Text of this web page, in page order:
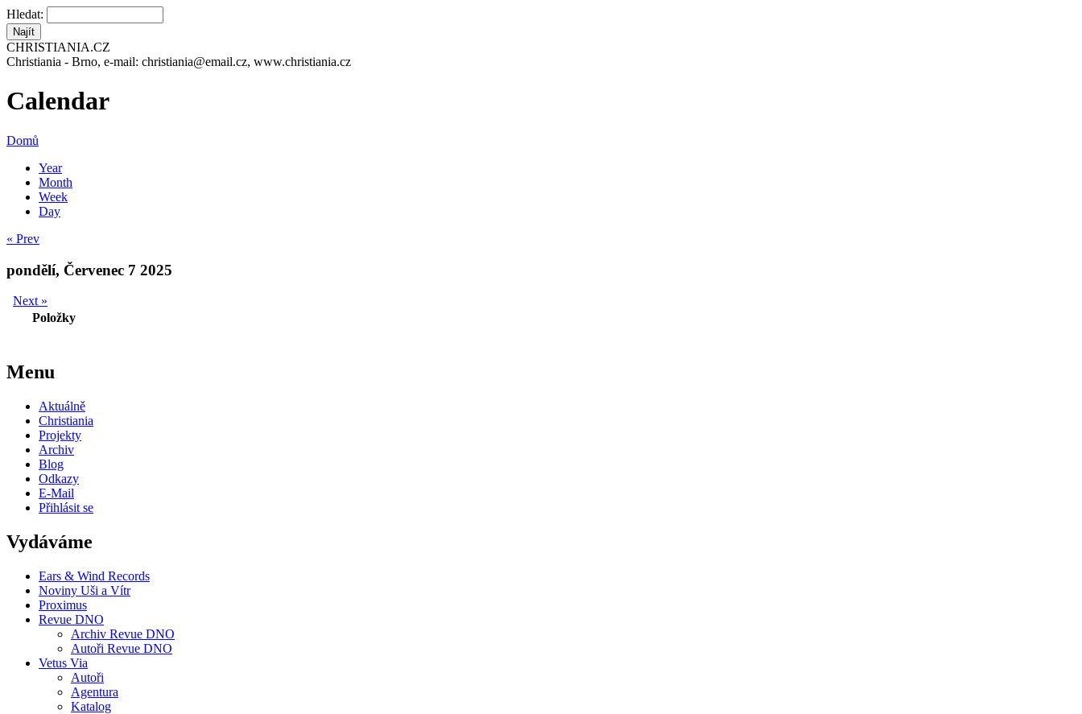
Hledat:
CHRISTIANIA.CZ
Christiania - Brno, e-mail: christiania@email.cz, www.christiania.cz
Calendar
Domů
Year
Month
Week
Day
« Prev
pondělí, Červenec 7 2025
Next »
Položky
Menu
Aktuálně
Christiania
Projekty
Archiv
Blog
Odkazy
E-Mail
Přihlásit se
Vydáváme
Ears & Wind Records
Noviny Uši a Vítr
Proximus
Revue DNO
Archiv Revue DNO
Autoři Revue DNO
Vetus Via
Autoři
Agentura
Katalog